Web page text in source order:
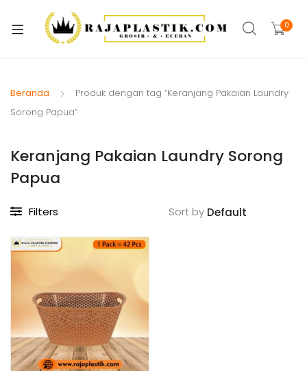
0
Beranda
Produk dengan tag “Keranjang Pakaian Laundry
Sorong Papua”
Keranjang Pakaian Laundry Sorong
Papua
Filters Sort by